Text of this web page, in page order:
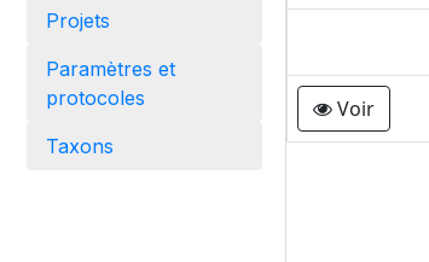
Projets
Paramètres et
protocoles
Taxons
Voir